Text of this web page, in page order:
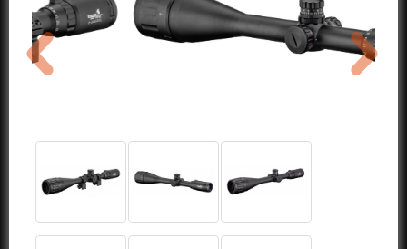
précédent suivant